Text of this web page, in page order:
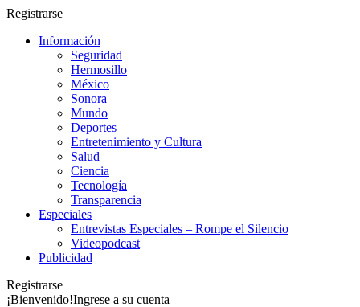
Registrarse
Información
Seguridad
Hermosillo
México
Sonora
Mundo
Deportes
Entretenimiento y Cultura
Salud
Ciencia
Tecnología
Transparencia
Especiales
Entrevistas Especiales – Rompe el Silencio
Videopodcast
Publicidad
Registrarse
¡Bienvenido!Ingrese a su cuenta